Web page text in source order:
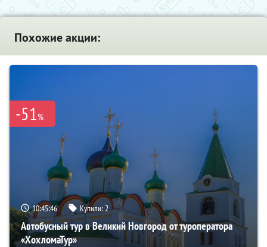
Похожие акции:
-51%
10:45:45 Купили:2
Автобусный тур в Великий Новгород от туроператора
«ХохломаТур»